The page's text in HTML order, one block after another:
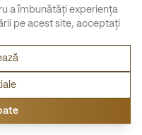
a îmbunătăți experiența
pe acest site, acceptați